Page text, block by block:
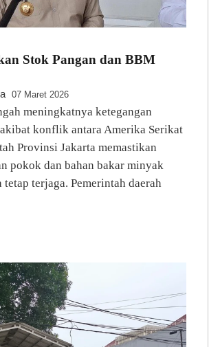
Stok Pangan dan BBM
07 Maret 2026
meningkatnya ketegangan
konflik antara Amerika Serikat
Provinsi Jakarta memastikan
pokok dan bahan bakar minyak
terjaga. Pemerintah daerah